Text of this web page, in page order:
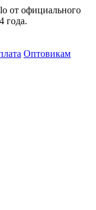
от официального
года.
Оптовикам